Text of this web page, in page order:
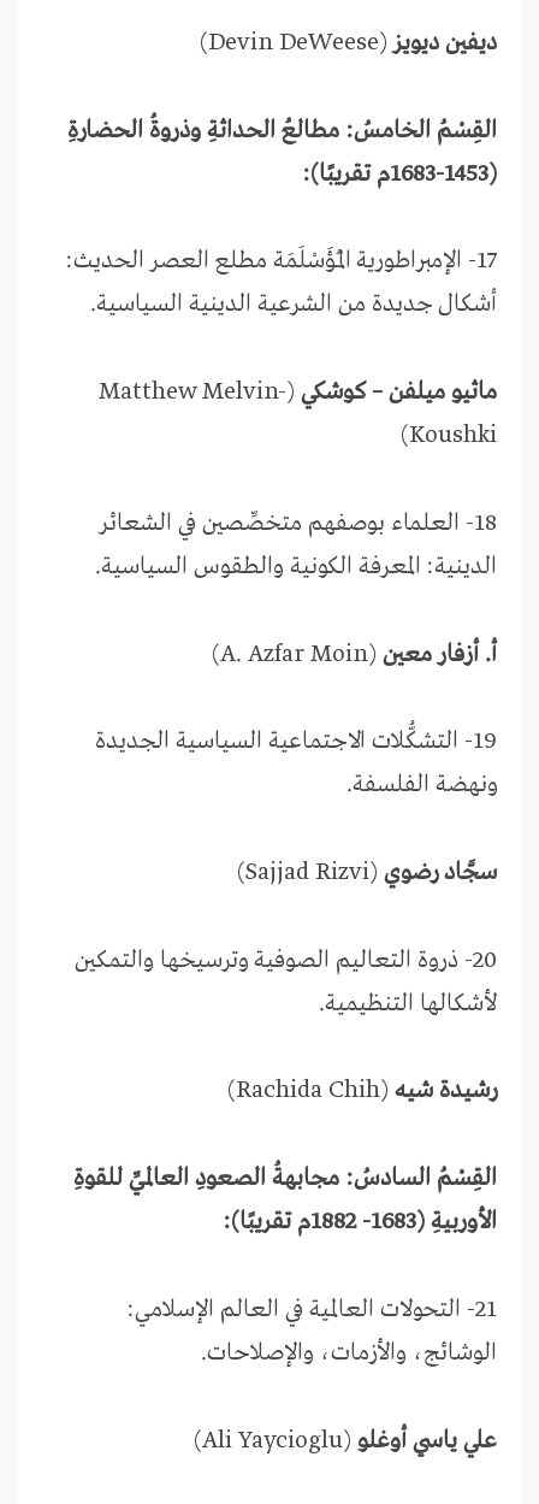
ديفين ديويز(Devin DeWeese)
القِسْمُ الخامسُ: مطالعُ الحداثةِ وذروةُ الحضارةِ
(1453-1683م تقريبًا):
17- الإمبراطورية المـُؤَسْلَمَة مطلع العصر الحديث:
أشكال جديدة من الشرعية الدينية السياسية.
ماثيو ميلفن – كوشكي (Matthew Melvin-
Koushki)
18- العلماء بوصفهم متخصِّصين في الشعائر
الدينية: المعرفة الكونية والطقوس السياسية.
أ. أزفار معين (A. Azfar Moin)
19- التشكُّلات الاجتماعية السياسية الجديدة
ونهضة الفلسفة.
سجَّاد رضوي (Sajjad Rizvi)
20- ذروة التعاليم الصوفية وترسيخها والتمكين
لأشكالها التنظيمية.
رشيدة شيه (Rachida Chih)
القِسْمُ السادسُ: مجابهةُ الصعودِ العالميِّ للقوةِ
الأوربيةِ (1683- 1882م تقريبًا):
21- التحولات العالمية في العالم الإسلامي:
الوشائج، والأزمات، والإصلاحات.
علي ياسي أوغلو (Ali Yaycioglu)